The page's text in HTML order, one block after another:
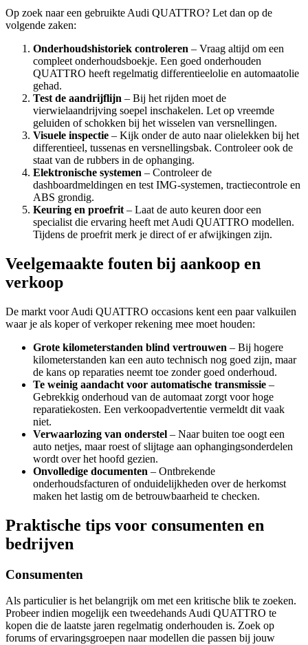
Op zoek naar een gebruikte Audi QUATTRO? Let dan op de
volgende zaken:
Onderhoudshistoriek controleren – Vraag altijd om een
compleet onderhoudsboekje. Een goed onderhouden
QUATTRO heeft regelmatig differentieelolie en automaatolie
gehad.
Test de aandrijflijn – Bij het rijden moet de
vierwielaandrijving soepel inschakelen. Let op vreemde
geluiden of schokken bij het wisselen van versnellingen.
Visuele inspectie – Kijk onder de auto naar olielekken bij het
differentieel, tussenas en versnellingsbak. Controleer ook de
staat van de rubbers in de ophanging.
Elektronische systemen – Controleer de
dashboardmeldingen en test IMG-systemen, tractiecontrole en
ABS grondig.
Keuring en proefrit – Laat de auto keuren door een
specialist die ervaring heeft met Audi QUATTRO modellen.
Tijdens de proefrit merk je direct of er afwijkingen zijn.
Veelgemaakte fouten bij aankoop en
verkoop
De markt voor Audi QUATTRO occasions kent een paar valkuilen
waar je als koper of verkoper rekening mee moet houden:
Grote kilometerstanden blind vertrouwen – Bij hogere
kilometerstanden kan een auto technisch nog goed zijn, maar
de kans op reparaties neemt toe zonder goed onderhoud.
Te weinig aandacht voor automatische transmissie –
Gebrekkig onderhoud van de automaat zorgt voor hoge
reparatiekosten. Een verkoopadvertentie vermeldt dit vaak
niet.
Verwaarlozing van onderstel – Naar buiten toe oogt een
auto netjes, maar roest of slijtage aan ophangingsonderdelen
wordt over het hoofd gezien.
Onvolledige documenten – Ontbrekende
onderhoudsfacturen of onduidelijkheden over de herkomst
maken het lastig om de betrouwbaarheid te checken.
Praktische tips voor consumenten en
bedrijven
Consumenten
Als particulier is het belangrijk om met een kritische blik te zoeken.
Probeer indien mogelijk een tweedehands Audi QUATTRO te
kopen die de laatste jaren regelmatig onderhouden is. Zoek op
forums of ervaringsgroepen naar modellen die passen bij jouw